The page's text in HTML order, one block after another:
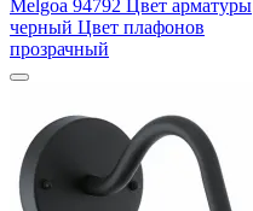
Melgoa 94792 Цвет арматуры
черный Цвет плафонов
прозрачный